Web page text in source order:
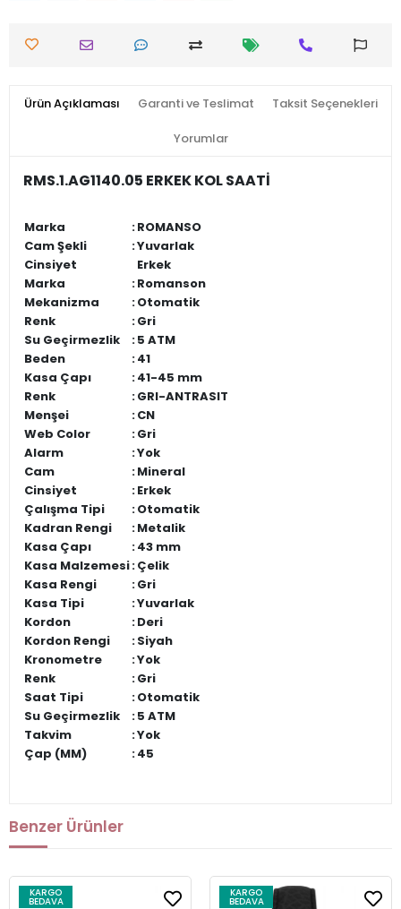
Ürün Açıklaması Garanti ve Teslimat Taksit Seçenekleri
Yorumlar
RMS.1.AG1140.05 ERKEK KOL SAATİ
Marka :ROMANSO
Cam Şekli
:Yuvarlak
Cinsiyet
Erkek
Marka
:Romanson
Mekanizma
:Otomatik
Renk
:Gri
Su Geçirmezlik
:5 ATM
Beden
:41
Kasa Çapı
:41-45 mm
Renk
:GRI-ANTRASIT
Menşei
:CN
Web Color
:Gri
Alarm
:Yok
Cam
:Mineral
Cinsiyet
:Erkek
Çalışma Tipi
:Otomatik
Kadran Rengi
:Metalik
Kasa Çapı
:43 mm
Kasa Malzemesi:Çelik
Kasa Rengi
:Gri
Kasa Tipi
:Yuvarlak
Kordon
:Deri
Kordon Rengi
:Siyah
Kronometre
:Yok
Renk
:Gri
Saat Tipi
:Otomatik
Su Geçirmezlik
:5 ATM
Takvim
:Yok
Çap (MM)
:45
Benzer Ürünler
KARGO
BEDAVA
KARGO
BEDAVA